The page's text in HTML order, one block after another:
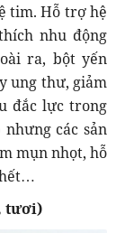
tim. Hỗ trợ hệ
nhu động
ra, bột yến
ung thư, giảm
đắc lực trong
các sản
mụn nhọt, hỗ
tươi)